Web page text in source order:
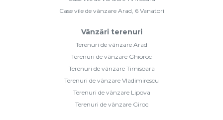
Case vile de vânzare Arad, 6 Vanatori
Vânzări terenuri
Terenuri de vânzare Arad
Terenuri de vânzare Ghioroc
Terenuri de vânzare Timisoara
Terenuri de vânzare Vladimirescu
Terenuri de vânzare Lipova
Terenuri de vânzare Giroc